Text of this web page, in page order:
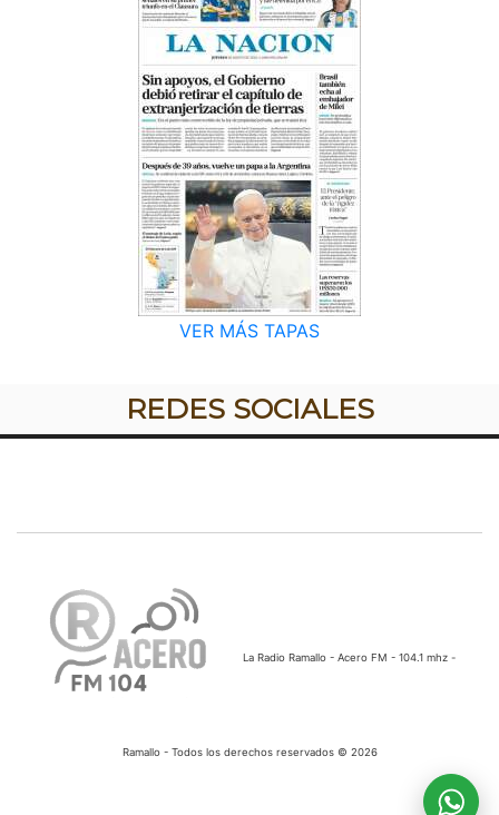
VER MÁS TAPAS
REDES SOCIALES
La Radio Ramallo - Acero FM - 104.1 mhz -
Ramallo - Todos los derechos reservados © 2026